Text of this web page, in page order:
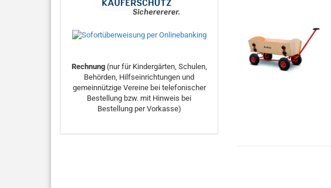
Rechnung (nur für Kindergärten, Schulen,
Behörden, Hilfseinrichtungen und
gemeinnützige Vereine bei telefonischer
Bestellung bzw. mit Hinweis bei
Bestellung per Vorkasse)